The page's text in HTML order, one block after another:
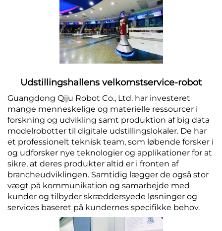
Udstillingshallens velkomstservice-robot
Guangdong Qiju Robot Co., Ltd. har investeret
mange menneskelige og materielle ressourcer i
forskning og udvikling samt produktion af big data
modelrobotter til digitale udstillingslokaler. De har
et professionelt teknisk team, som løbende forsker i
og udforsker nye teknologier og applikationer for at
sikre, at deres produkter altid er i fronten af
brancheudviklingen. Samtidig lægger de også stor
vægt på kommunikation og samarbejde med
kunder og tilbyder skræddersyede løsninger og
services baseret på kundernes specifikke behov.